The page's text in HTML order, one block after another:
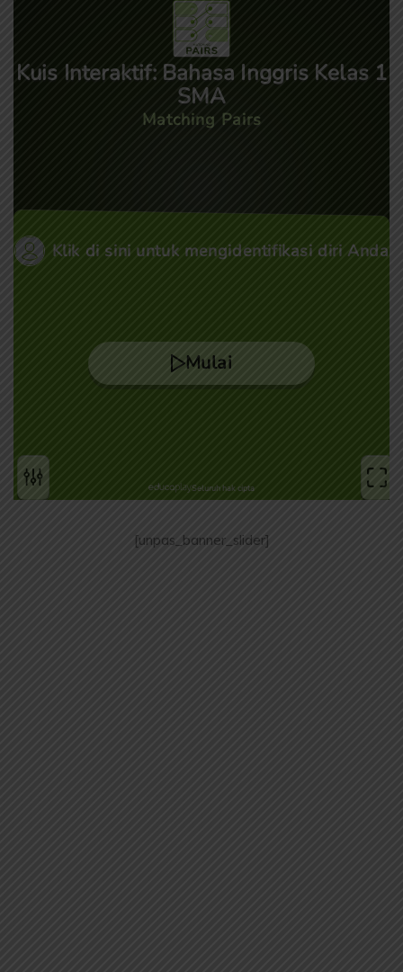
[unpas_banner_slider]